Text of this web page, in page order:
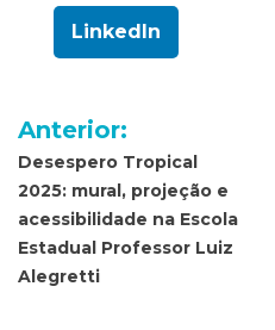
LinkedIn
Navegação
de
Post
Anterior:
Desespero Tropical
2025: mural, projeção e
acessibilidade na Escola
Estadual Professor Luiz
Alegretti